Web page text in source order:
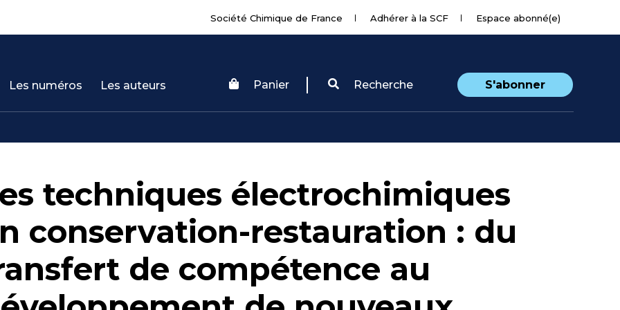
Société Chimique de France Adhérer à la SCF Espace abonné(e)
Les numéros Les auteurs Panier Recherche S'abonner
techniques électrochimiques
conservation-restauration : du
de compétence au